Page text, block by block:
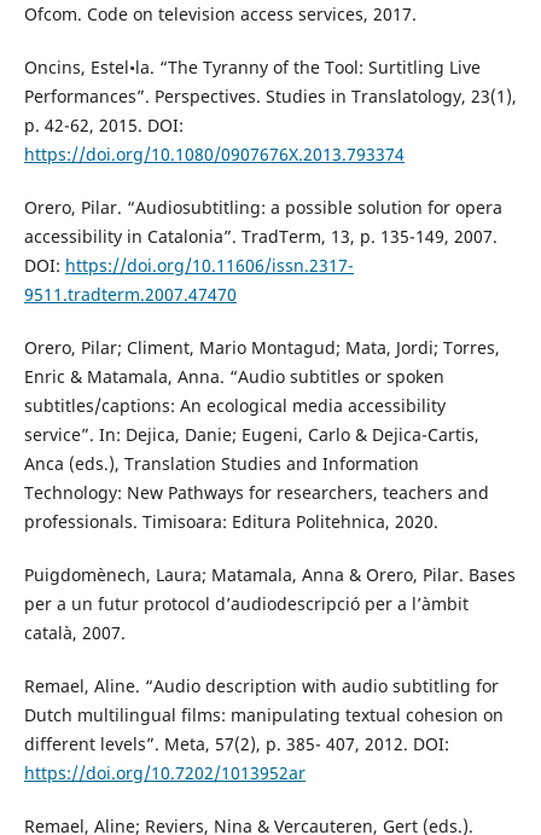
Ofcom. Code on television access services, 2017.
Oncins, Estel•la. “The Tyranny of the Tool: Surtitling Live
Performances”. Perspectives. Studies in Translatology, 23(1),
p. 42-62, 2015. DOI:
https://doi.org/10.1080/0907676X.2013.793374
Orero, Pilar. “Audiosubtitling: a possible solution for opera
accessibility in Catalonia”. TradTerm, 13, p. 135-149, 2007.
DOI: https://doi.org/10.11606/issn.2317-
9511.tradterm.2007.47470
Orero, Pilar; Climent, Mario Montagud; Mata, Jordi; Torres,
Enric & Matamala, Anna. “Audio subtitles or spoken
subtitles/captions: An ecological media accessibility
service”. In: Dejica, Danie; Eugeni, Carlo & Dejica-Cartis,
Anca (eds.), Translation Studies and Information
Technology: New Pathways for researchers, teachers and
professionals. Timisoara: Editura Politehnica, 2020.
Puigdomènech, Laura; Matamala, Anna & Orero, Pilar. Bases
per a un futur protocol d’audiodescripció per a l’àmbit
català, 2007.
Remael, Aline. “Audio description with audio subtitling for
Dutch multilingual films: manipulating textual cohesion on
different levels”. Meta, 57(2), p. 385- 407, 2012. DOI:
https://doi.org/10.7202/1013952ar
Remael, Aline; Reviers, Nina & Vercauteren, Gert (eds.).